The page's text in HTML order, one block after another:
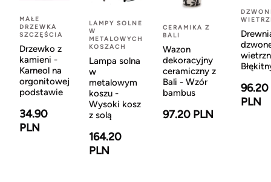
MAŁE
DRZEWKA
SZCZĘŚCIA
Drzewko z
kamieni -
Karneol na
orgonitowej
podstawie
34.90
PLN
LAMPY SOLNE
W
METALOWYCH
KOSZACH
Lampa solna
w
metalowym
koszu -
Wysoki kosz
z solą
164.20
PLN
CERAMIKA Z
BALI
Wazon
dekoracyjny
ceramiczny z
Bali - Wzór
bambus
97.20 PLN
96.20
PLN